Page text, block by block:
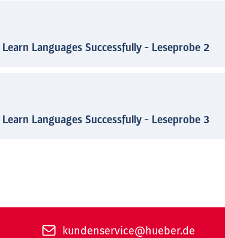
Languages Successfully - Leseprobe 2
Languages Successfully - Leseprobe 3
kundenservice@hueber.de